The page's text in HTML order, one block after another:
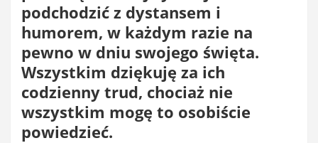
podchodzić z dystansem i
humorem, w każdym razie na
pewno w dniu swojego święta.
Wszystkim dziękuję za ich
codzienny trud, chociaż nie
wszystkim mogę to osobiście
powiedzieć.